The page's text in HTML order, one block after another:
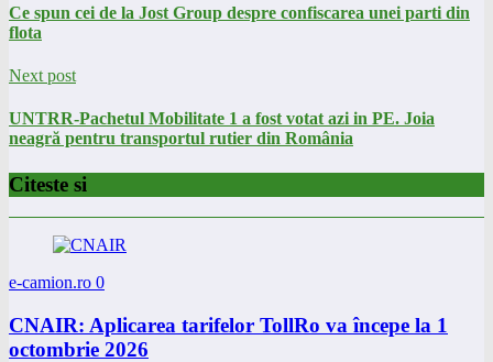
Ce spun cei de la Jost Group despre confiscarea unei parti din
flota
Next post
UNTRR-Pachetul Mobilitate 1 a fost votat azi in PE. Joia
neagră pentru transportul rutier din România
Citeste si
e-camion.ro 0
CNAIR: Aplicarea tarifelor TollRo va începe la 1
octombrie 2026